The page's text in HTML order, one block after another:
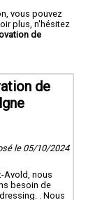
vous pouvez
plus, n'hésitez
de
de
le 05/10/2024
Avold, nous
besoin de
. Nous